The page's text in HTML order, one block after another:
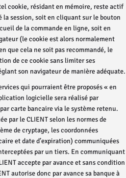
cookie, résidant en mémoire, reste actif
la session, soit en cliquant sur le bouton
de la commande en ligne, soit en
(le cookie est alors normalement
que cela ne soit pas recommandé, le
de ce cookie sans limiter ses
son navigateur de manière adéquate.
qui pourraient être proposés « en
logicielle sera réalisé par
carte bancaire via le système retenu.
par le CLIENT selon les normes de
de cryptage, les coordonnées
et date d’expiration) communiquées
par un tiers. En communiquant
accepte par avance et sans condition
autorise donc par avance sa banque à